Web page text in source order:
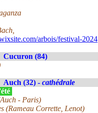
arbois/festival-2024
Cucuron (84)
Auch (32) - cathédrale
- Paris)
(Rameau Corrette, Lenot)